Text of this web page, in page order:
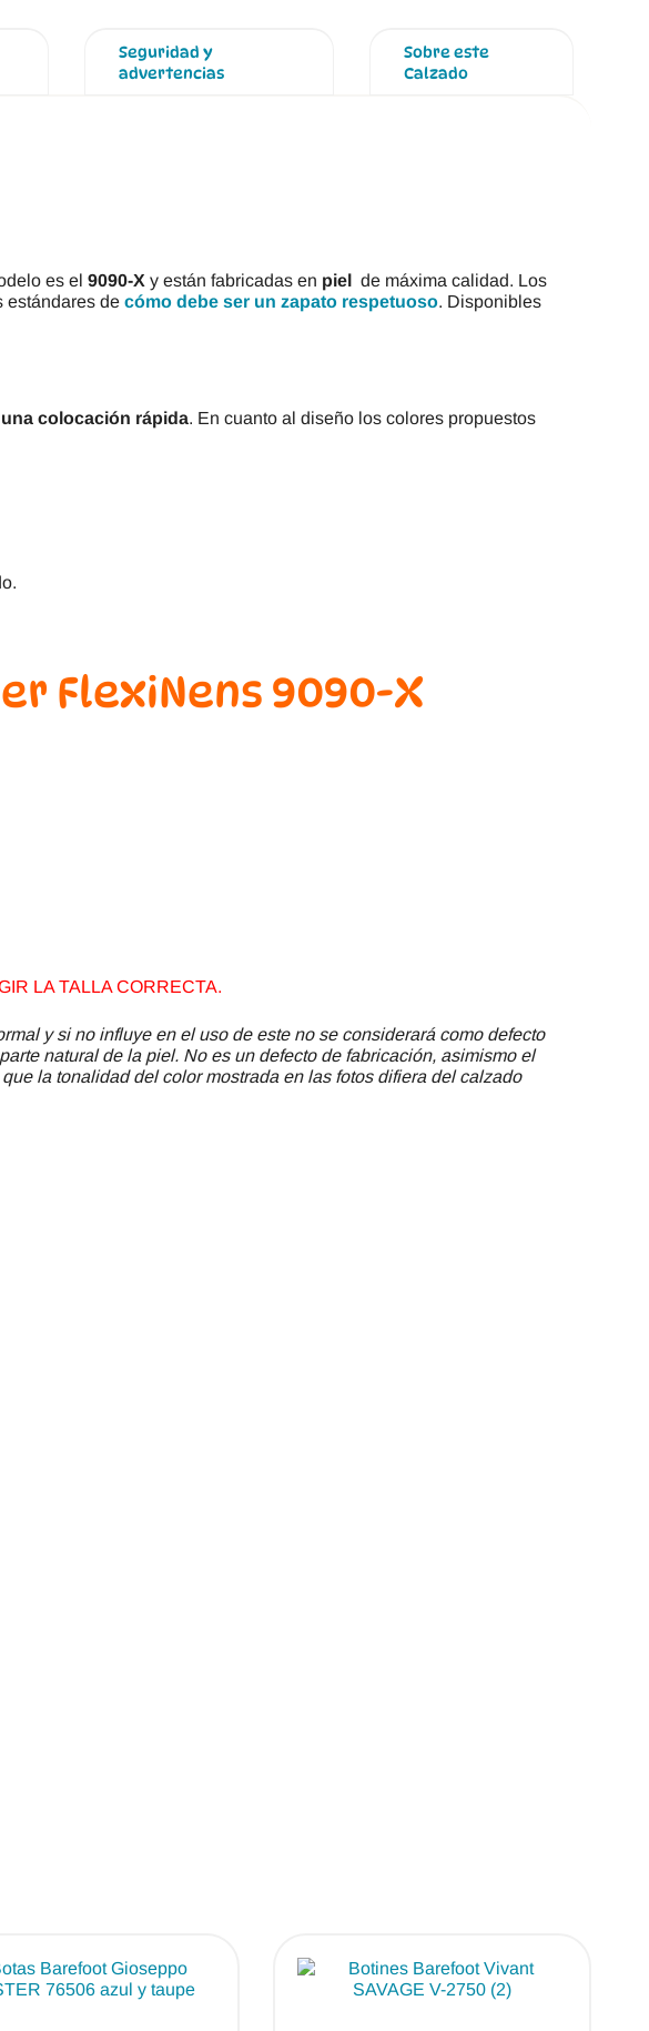
Seguridad y
advertencias
Sobre este
Calzado
es el 9090-X y están fabricadas en piel de máxima calidad. Los
estándares de cómo debe ser un zapato respetuoso. Disponibles
colocación rápida. En cuanto al diseño los colores propuestos
FlexiNens 9090-X
LA TALLA CORRECTA.
y si no influye en el uso de este no se considerará como defecto
natural de la piel. No es un defecto de fabricación, asimismo el
la tonalidad del color mostrada en las fotos difiera del calzado